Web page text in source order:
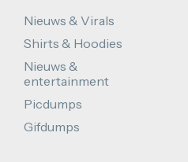
Nieuws & Virals
Shirts & Hoodies
Nieuws &
entertainment
Picdumps
Gifdumps